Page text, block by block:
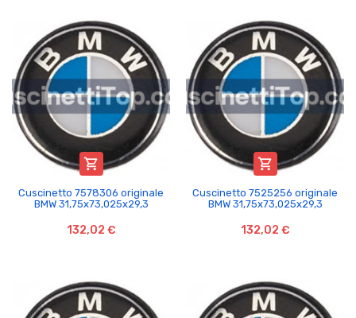

Cuscinetto 7578306 originale
BMW 31,75x73,025x29,3
132,02 €

Cuscinetto 7525256 originale
BMW 31,75x73,025x29,3
132,02 €